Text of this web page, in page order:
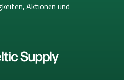
Aktionen und